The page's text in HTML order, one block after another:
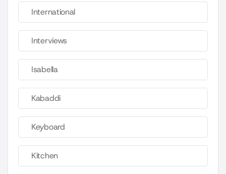
International
Interviews
Isabella
Kabaddi
Keyboard
Kitchen